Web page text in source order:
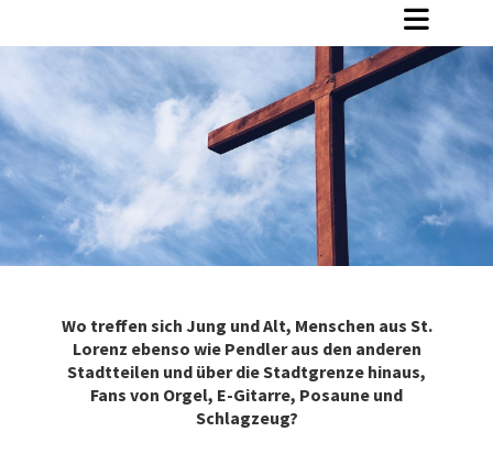
Wo treffen sich Jung und Alt, Menschen aus St.
Lorenz ebenso wie Pendler aus den anderen
Stadtteilen und über die Stadtgrenze hinaus,
Fans von Orgel, E-Gitarre, Posaune und
Schlagzeug?